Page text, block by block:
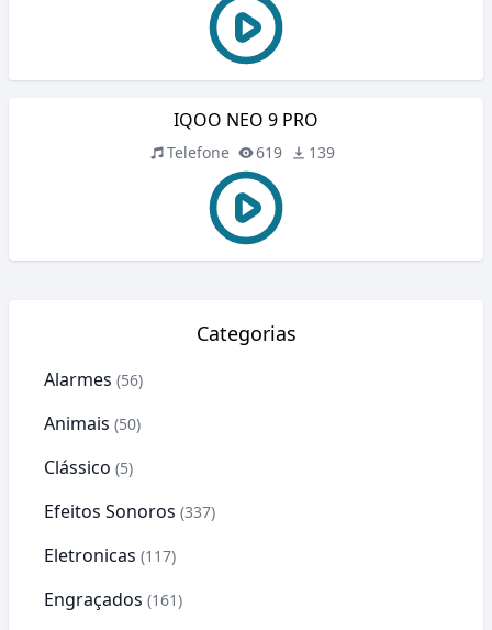
IQOO NEO 9 PRO
Telefone 619 139
Categorias
Alarmes (56)
Animais (50)
Clássico (5)
Efeitos Sonoros (337)
Eletronicas (117)
Engraçados (161)